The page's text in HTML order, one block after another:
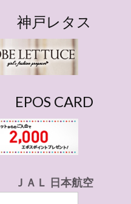
神戸レタス
EPOS CARD
ＪＡＬ 日本航空